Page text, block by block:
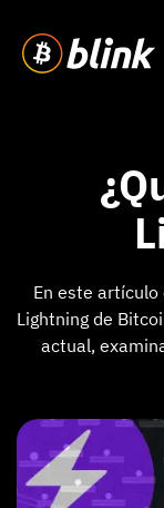
En este artículo
Lightning de
actual,